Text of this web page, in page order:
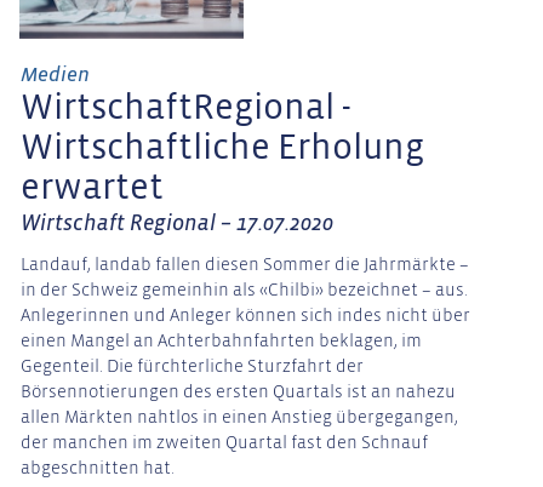
Medien
WirtschaftRegional -
Wirtschaftliche Erholung
erwartet
Wirtschaft Regional – 17.07.2020
Landauf, landab fallen diesen Sommer die Jahrmärkte –
in der Schweiz gemeinhin als «Chilbi» bezeichnet – aus.
Anlegerinnen und Anleger können sich indes nicht über
einen Mangel an Achterbahnfahrten beklagen, im
Gegenteil. Die fürchterliche Sturzfahrt der
Börsennotierungen des ersten Quartals ist an nahezu
allen Märkten nahtlos in einen Anstieg übergegangen,
der manchen im zweiten Quartal fast den Schnauf
abgeschnitten hat.